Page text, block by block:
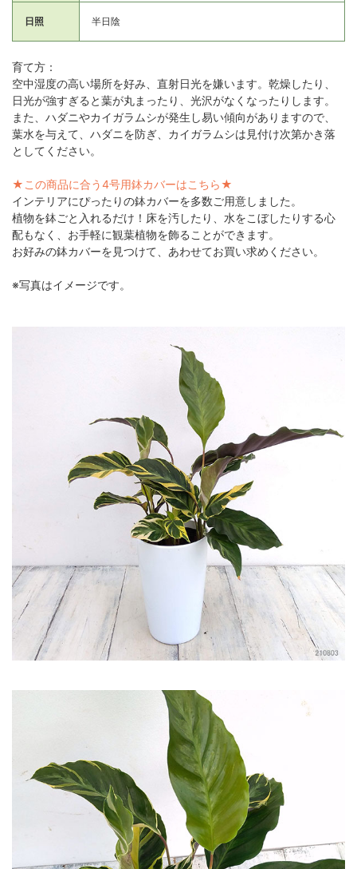
日照 半日陰
育て方：
空中湿度の高い場所を好み、直射日光を嫌います。乾燥したり、
日光が強すぎると葉が丸まったり、光沢がなくなったりします。
また、ハダニやカイガラムシが発生し易い傾向がありますので、
葉水を与えて、ハダニを防ぎ、カイガラムシは見付け次第かき落
としてください。
★この商品に合う4号用鉢カバーはこちら★
インテリアにぴったりの鉢カバーを多数ご用意しました。
植物を鉢ごと入れるだけ！床を汚したり、水をこぼしたりする心
配もなく、お手軽に観葉植物を飾ることができます。
お好みの鉢カバーを見つけて、あわせてお買い求めください。
※写真はイメージです。